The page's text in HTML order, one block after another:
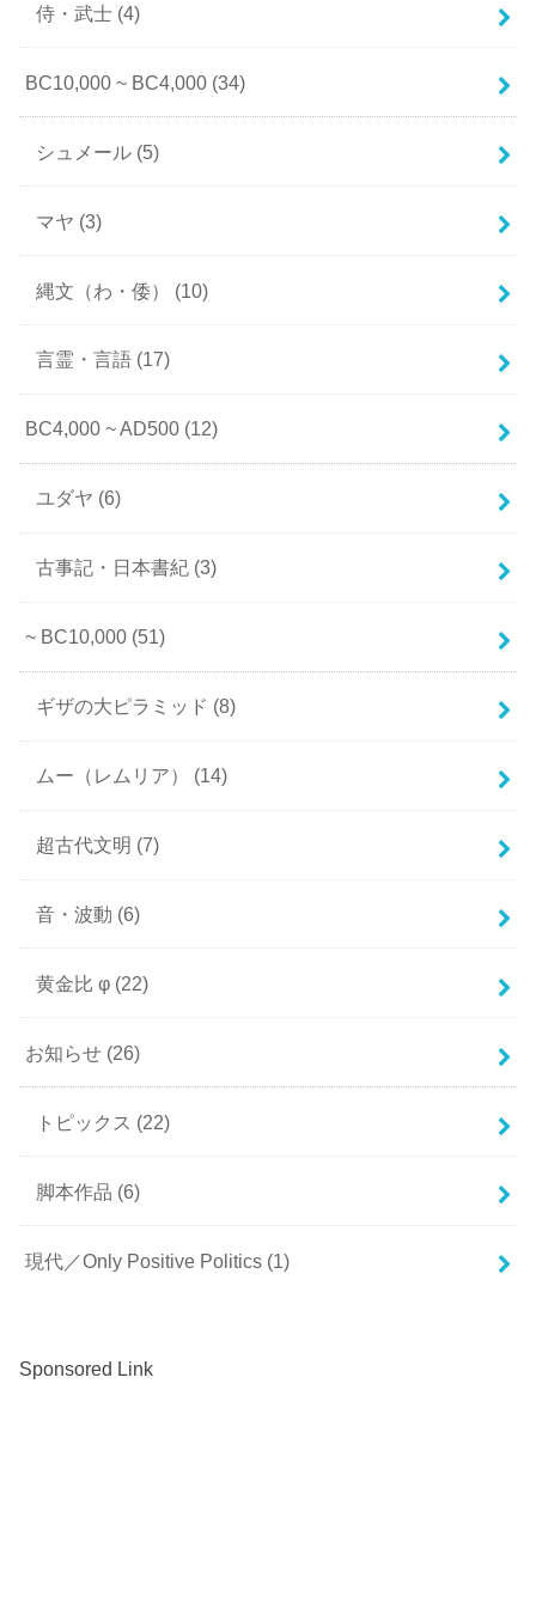
侍・武士 (4)
BC10,000 ~ BC4,000 (34)
シュメール (5)
マヤ (3)
縄文（わ・倭） (10)
言霊・言語 (17)
BC4,000 ~ AD500 (12)
ユダヤ (6)
古事記・日本書紀 (3)
~ BC10,000 (51)
ギザの大ピラミッド (8)
ムー（レムリア） (14)
超古代文明 (7)
音・波動 (6)
黄金比 φ (22)
お知らせ (26)
トピックス (22)
脚本作品 (6)
現代／Only Positive Politics (1)
Sponsored Link